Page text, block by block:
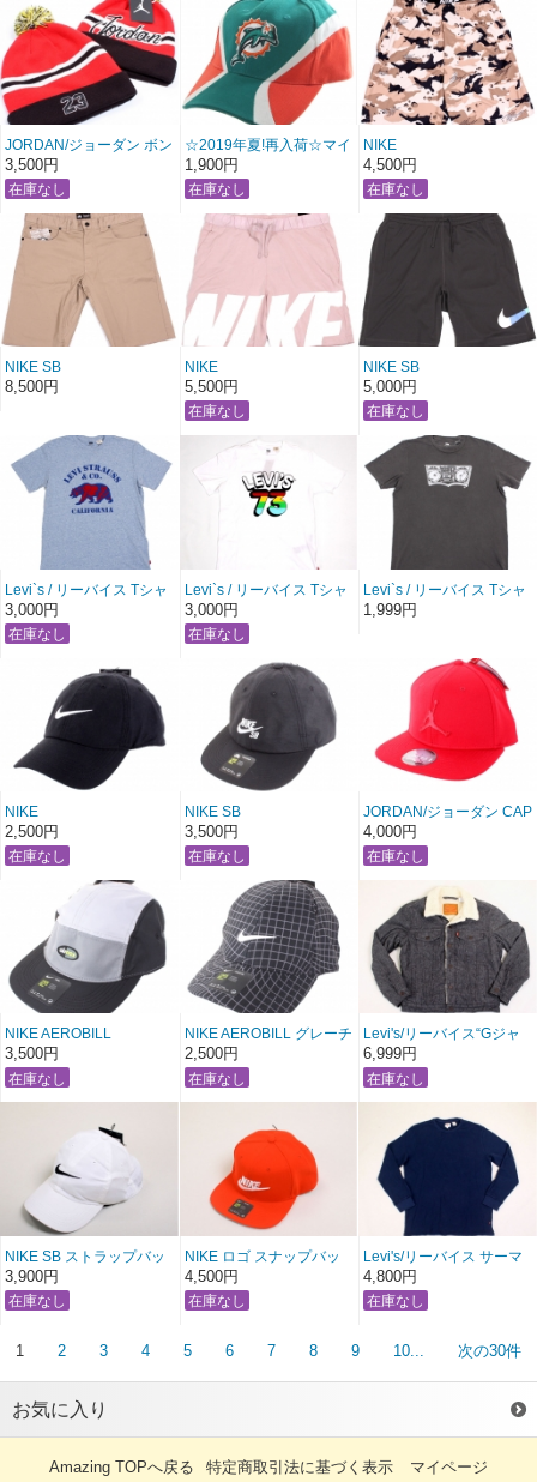
JORDAN/ジョーダン ボン
ボン取外し可能ニットキ
ャップ【レッド×ブラック
×ホワイト：ボンボン付
き】
3,500円
☆2019年夏!再入荷☆マイ
アミ ドルフィンズ キャッ
プ
【グリーン×オレンジ】
〔 アメージング 服 〕
1,900円
NIKE
DRI-FIT メッシュハーフパ
ンツ
【ベージュカモ】
4,500円
NIKE SB
カットオフハーフパンツ
8,500円
NIKE
ホワイトロゴプリントハ
ーフパンツ
【アッシュピンク×ホワイ
トロゴ】
5,500円
NIKE SB
DRI-FIT メッシュハーフパ
ンツ
【ブラック×マルチ4カラ
ーロゴ】
5,000円
Levi`s / リーバイス Tシャ
ツ
Levi Strauss & Co.
California
〔 アメージング 通販 服
3,000円
Levi`s / リーバイス Tシャ
ツ
レインボーナンバー：73
【ホワイト】
3,000円
Levi`s / リーバイス Tシャ
ツ ラジカセ バットウィン
グ【グレー】〔 アメージ
1,999円
NIKE
ナイキ ローキャップ ロゴ
SWOOSH LOGO CAP
【ブラック】
〔アメージング 服〕
2,500円
NIKE SB
ナイキ エスビー ジェット
キャップ ローキャップ
JET CAP
【モノトーン ブラックｘ
ホワイト】
〔アメージング 服〕
3,500円
JORDAN/ジョーダン CAP
“JUMP MAN LOGO スナ
ップバック”
【オールジムレッド】
4,000円
NIKE AEROBILL
ナイキ エアマックス ジェ
ットキャップ ローキャッ
プ AIRMAX LOW CAP
【イエローグラデ ブラッ
〔アメージング 服〕
3,500円
NIKE AEROBILL グレーチ
ェック ローキャップ
GRAY CHECK LOW
CAP【ブラック×グレー】
〔アメージング 服〕
2,500円
Levi's/リーバイス“Gジャ
ン”裏ボアソフトコットン
ジャケット 【ダークグレ
ー×ナチュラル】〔 アメ
ージング 服 〕
6,999円
NIKE SB ストラップバッ
ク ローキャップ STRAP
BACK LOW CAP 【ナチ
ュラル×ブラック】〔アメ
3,900円
NIKE ロゴ スナップバッ
ク キャップSNAP BACK
CAP 【レッド×ホワイ
ト】〔アメージング
4,500円
Levi's/リーバイス サーマ
ルロングTシャツ 【ネイ
ビー】〔 アメージング 通
販 服 〕
4,800円
1 2 3 4 5 6 7 8 9 10... 次の30件
お気に入り
Amazing TOPへ戻る 特定商取引法に基づく表示 マイページ